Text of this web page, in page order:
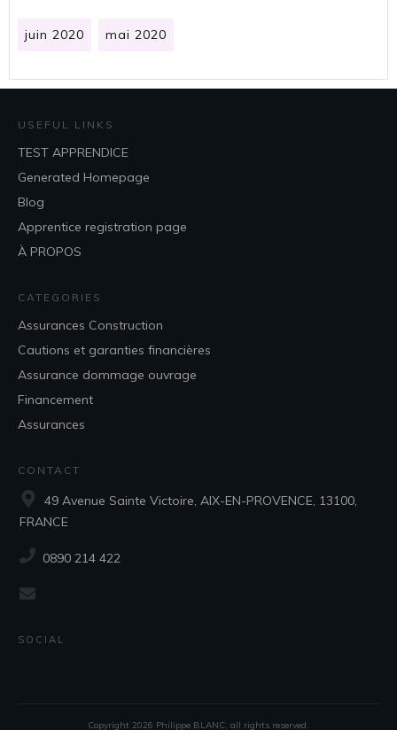
juin 2020 mai 2020
USEFUL LINKS
TEST APPRENDICE
Generated Homepage
Blog
Apprentice registration page
À PROPOS
CATEGORIES
Assurances Construction
Cautions et garanties financières
Assurance dommage ouvrage
Financement
Assurances
CONTACT
49 Avenue Sainte Victoire, AIX-EN-PROVENCE, 13100,
FRANCE
‭0890 214 422‬
SOCIAL
Copyright 2026 Philippe BLANC, all rights reserved.